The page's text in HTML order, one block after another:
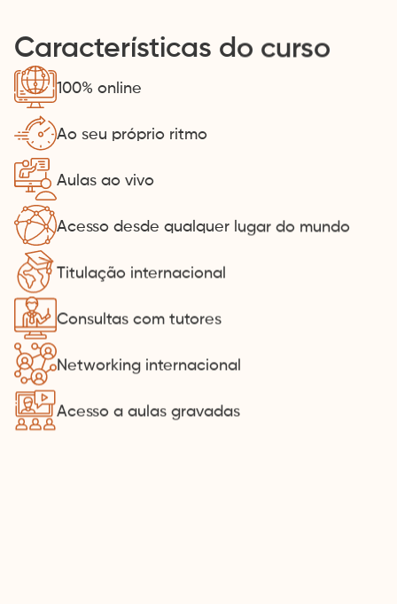
Características do curso
100% online
Ao seu próprio ritmo
Aulas ao vivo
Acesso desde qualquer lugar do mundo
Titulação internacional
Consultas com tutores
Networking internacional
Acesso a aulas gravadas